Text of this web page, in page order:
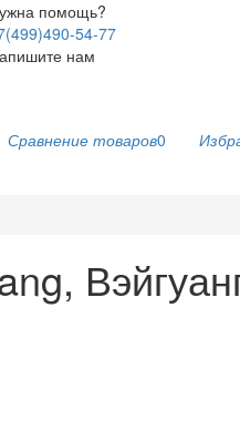
помощь?
54-77
нам
Сравнение товаров0